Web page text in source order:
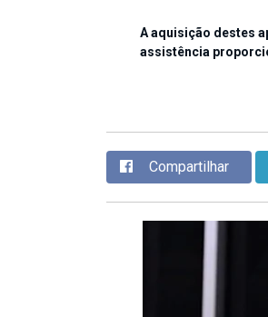
A aquisição destes
assistência
Compartilhar